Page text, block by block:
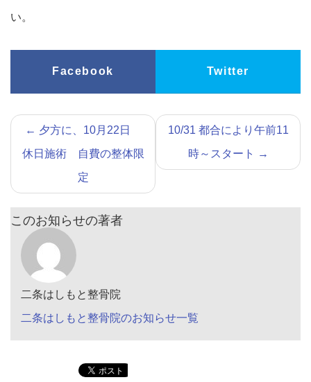
い。
Facebook Twitter
← 夕方に、10月22日
休日施術 自費の整体限
定
10/31 都合により午前11
時～スタート
→
このお知らせの著者
二条はしもと整骨院
二条はしもと整骨院のお知らせ一覧